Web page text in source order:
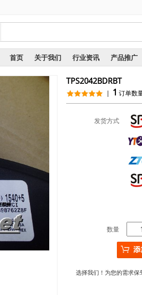
首页 关于我们 行业资讯 产品推广
TPS2042BDRBT
| 1 订单数
发货方式
数量
选择我们！为您的需求保